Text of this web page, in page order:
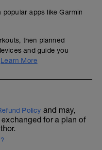
apps like Garmin
then planned
and guide you
Learn More
Policy and may,
for a plan of